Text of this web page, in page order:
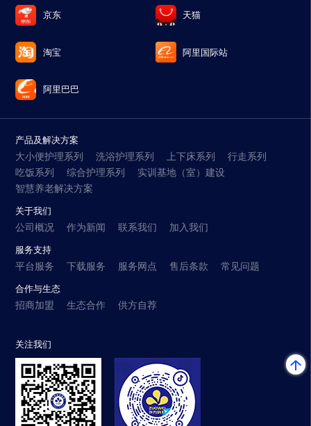
京东 天猫
淘宝 阿里国际站
阿里巴巴
产品及解决方案
大小便护理系列
洗浴护理系列 上下床系列
行走系列
吃饭系列
综合护理系列
实训基地（室）建设
智慧养老解决方案
关于我们
公司概况
作为新闻 联系我们 加入我们
服务支持
平台服务
下载服务 服务网点 售后条款 常见问题
合作与生态
招商加盟
生态合作 供方自荐
关注我们